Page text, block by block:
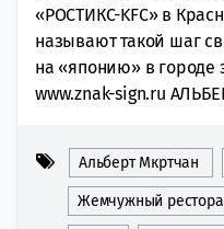
«РОСТИКС-KFC» в
называют такой шаг
на «японию» в городе
www.znak-sign.ru
Альберт Мкртчан
Жемчужный